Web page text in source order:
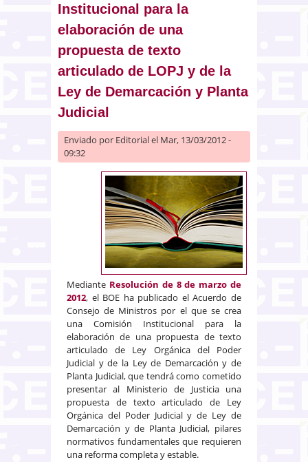
Institucional para la
elaboración de una
propuesta de texto
articulado de LOPJ y de la
Ley de Demarcación y Planta
Judicial
Enviado por Editorialel Mar, 13/03/2012 -
09:32
Mediante Resolución de 8 de marzo de
2012, el BOE ha publicado el Acuerdo de
Consejo de Ministros por el que se crea
una Comisión Institucional para la
elaboración de una propuesta de texto
articulado de Ley Orgánica del Poder
Judicial y de la Ley de Demarcación y de
Planta Judicial, que tendrá como cometido
presentar al Ministerio de Justicia una
propuesta de texto articulado de Ley
Orgánica del Poder Judicial y de Ley de
Demarcación y de Planta Judicial, pilares
normativos fundamentales que requieren
una reforma completa y estable.